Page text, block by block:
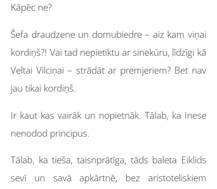
Kāpēc ne?
Šefa draudzene un domubiedre – aiz kam viņai
kordiņš?! Vai tad nepietiktu ar sinekūru, līdzīgi kā
Veltai Vilciņai – strādāt ar premjeriem? Bet nav
jau tikai kordiņš.
Ir kaut kas vairāk un nopietnāk. Tālab, ka Inese
nenodod principus.
Tālab, ka tieša, taisnprātīga, tāds baleta Eiklids
sevī un savā apkārtnē, bez aristoteliskiem